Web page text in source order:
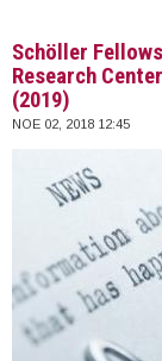
Schöller
Research
(2019)
ΝΟΕ 02, 2018 12:45